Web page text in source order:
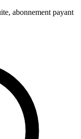
abonnement payant